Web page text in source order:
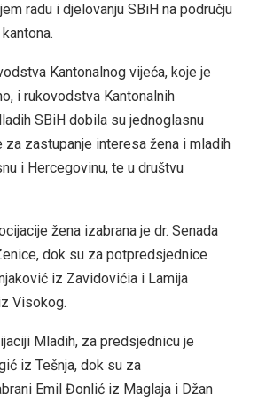
radu i djelovanju SBiH na području
Kantonalnog vijeća, koje je
i rukovodstva Kantonalnih
SBiH dobila su jednoglasnu
za zastupanje interesa žena i mladih
i Hercegovinu, te u društvu
žena izabrana je dr. Senada
dok su za potpredsjednice
iz Zavidovićia i Lamija
Visokog.
Mladih, za predsjednicu je
iz Tešnja, dok su za
Emil Đonlić iz Maglaja i Džan